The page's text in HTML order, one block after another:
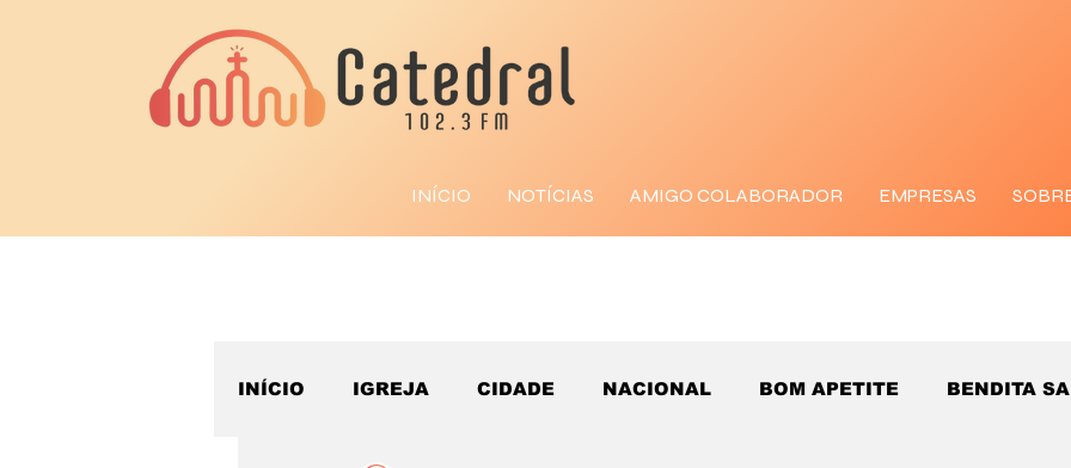
INÍCIO NOTÍCIAS AMIGO COLABORADOR EMPRESAS
INÍCIO IGREJA CIDADE NACIONAL BOM APETITE BENDITA